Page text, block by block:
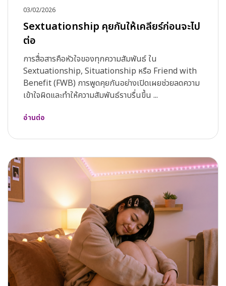
03/02/2026
Sextuationship คุยกันให้เคลียร์ก่อนจะไป
ต่อ
การสื่อสารคือหัวใจของทุกความสัมพันธ์ ใน
Sextuationship, Situationship หรือ Friend with
Benefit (FWB) การพูดคุยกันอย่างเปิดเผยช่วยลดความ
เข้าใจผิดและทำให้ความสัมพันธ์ราบรื่นขึ้น ...
อ่านต่อ